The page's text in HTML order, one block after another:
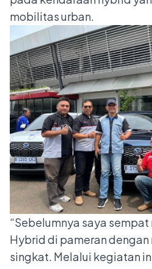
mobilitas urban.
“Sebelumnya saya
Hybrid di pameran dengan
singkat. Melalui kegiatan